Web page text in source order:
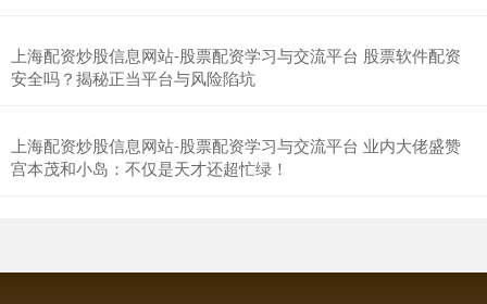
上海配资炒股信息网站-股票配资学习与交流平台 股票软件配资
安全吗？揭秘正当平台与风险陷坑
上海配资炒股信息网站-股票配资学习与交流平台 业内大佬盛赞
宫本茂和小岛：不仅是天才还超忙绿！